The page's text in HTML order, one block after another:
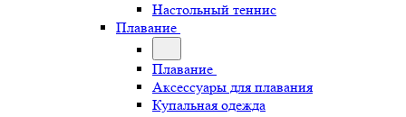
Настольный теннис
Плавание
Плавание
Аксессуары для плавания
Купальная одежда